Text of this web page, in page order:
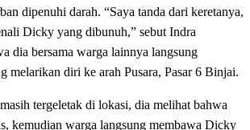
dipenuhi darah. “Saya tanda dari keretanya,
Dicky yang dibunuh,” sebut Indra
dia bersama warga lainnya langsung
melarikan diri ke arah Pusara, Pasar 6 Binjai.
tergeletak di lokasi, dia melihat bahwa
kemudian warga langsung membawa Dicky